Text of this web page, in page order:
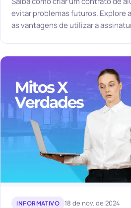
evitar problemas futuros. Explore
as vantagens de utilizar a
INFORMATIVO 18 de nov. de 2024